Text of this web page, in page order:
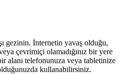
gezinin. İnternetin yavaş olduğu,
çevrimiçi olamadığınız bir yere
alanı telefonunuza veya tabletinize
kullanabilirsiniz.